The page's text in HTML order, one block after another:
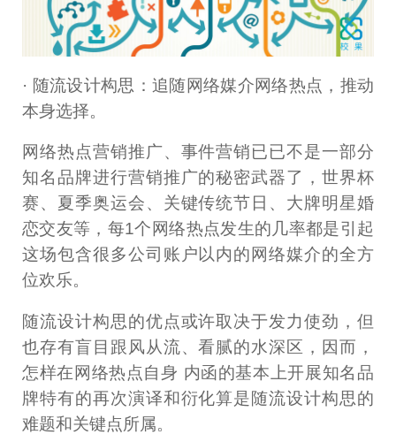
· 随流设计构思：追随网络媒介网络热点，推动
本身选择。
网络热点营销推广、事件营销已已不是一部分
知名品牌进行营销推广的秘密武器了，世界杯
赛、夏季奥运会、关键传统节日、大牌明星婚
恋交友等，每1个网络热点发生的几率都是引起
这场包含很多公司账户以内的网络媒介的全方
位欢乐。
随流设计构思的优点或许取决于发力使劲，但
也存有盲目跟风从流、看腻的水深区，因而，
怎样在网络热点自身 内函的基本上开展知名品
牌特有的再次演译和衍化算是随流设计构思的
难题和关键点所属。